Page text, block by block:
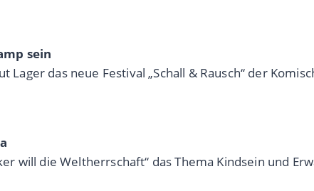
sein
das neue Festival „Schall & Rausch“ der
will die Weltherrschaft“ das Thema Kindsein und